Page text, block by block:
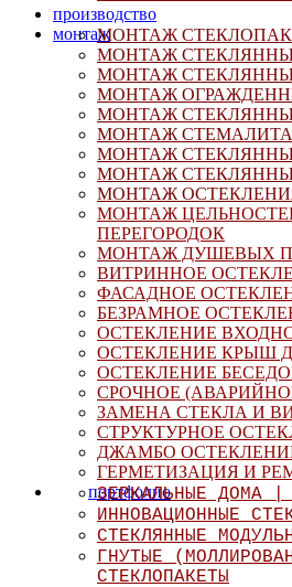
производство
монтажМОНТАЖ
МОНТАЖ
МОНТАЖ
МОНТАЖ
МОНТАЖ
МОНТАЖ
МОНТАЖ
МОНТАЖ
МОНТАЖ
МОНТАЖ
ПЕРЕГОРОДОК
МОНТАЖ ДУШЕВЫХ
ВИТРИННОЕ
ФАСАДНОЕ
БЕЗРАМНОЕ
ОСТЕКЛЕНИЕ
ОСТЕКЛЕНИЕ КРЫШ
ОСТЕКЛЕНИЕ
СРОЧНОЕ
ЗАМЕНА СТЕКЛА И
СТРУКТУРНОЕ
ДЖАМБО
ГЕРМЕТИЗАЦИЯ И
портфолио
ЗЕРКАЛЬНЫЕ ДОМА |
ИННОВАЦИОННЫЕ
СТЕКЛЯННЫЕ
ГНУТЫЕ
СТЕКЛОПАКЕТЫ